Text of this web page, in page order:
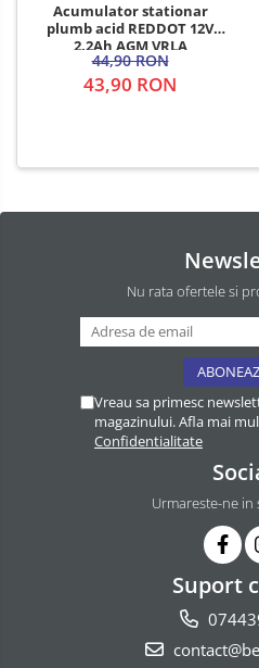
Acumulator stationar
plumb acid REDDOT 12V
2.2Ah AGM VRLA
44,90 RON
43,90 RON
Nu rata ofertele si
Vreau sa primesc
magazinului. Afla mai
Confidentialitate
Urmareste-ne in
Suport